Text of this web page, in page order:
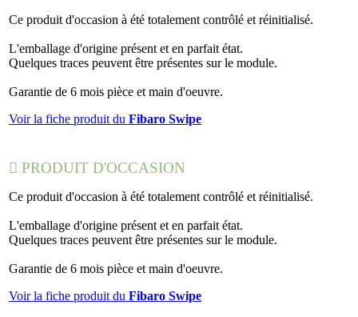
Ce produit d'occasion à été totalement contrôlé et réinitialisé.
L'emballage d'origine présent et en parfait état.
Quelques traces peuvent être présentes sur le module.
Garantie de 6 mois pièce et main d'oeuvre.
Voir la fiche produit du Fibaro Swipe
 PRODUIT D'OCCASION
Ce produit d'occasion à été totalement contrôlé et réinitialisé.
L'emballage d'origine présent et en parfait état.
Quelques traces peuvent être présentes sur le module.
Garantie de 6 mois pièce et main d'oeuvre.
Voir la fiche produit du Fibaro Swipe